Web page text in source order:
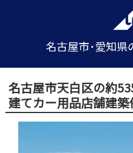
名古屋市･愛知県
名古屋市天白区の約
建てカー用品店舗建築